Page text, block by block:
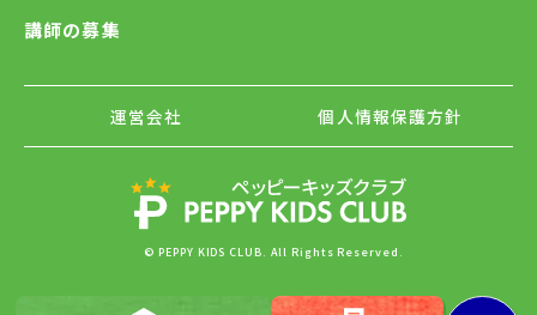
講師の募集
運営会社 個人情報保護方針
© PEPPY KIDS CLUB. All Rights Reserved.